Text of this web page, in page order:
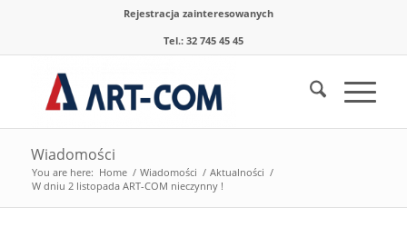
Rejestracja zainteresowanych
Tel.: 32 745 45 45
Wiadomości
You are here: Home / Wiadomości / Aktualności /
W dniu 2 listopada ART-COM nieczynny !